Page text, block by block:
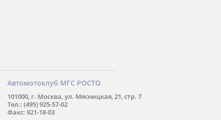
Автомотоклуб МГС РОСТО
101000, г. Москва, ул. Мясницкая, 21, стр. 7
Тел.: (495) 925-57-02
Факс: 921-18-03